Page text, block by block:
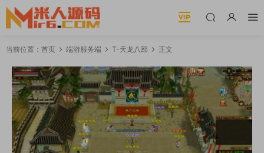
当前位置： 首页 端游服务端 T-天龙八部 正文